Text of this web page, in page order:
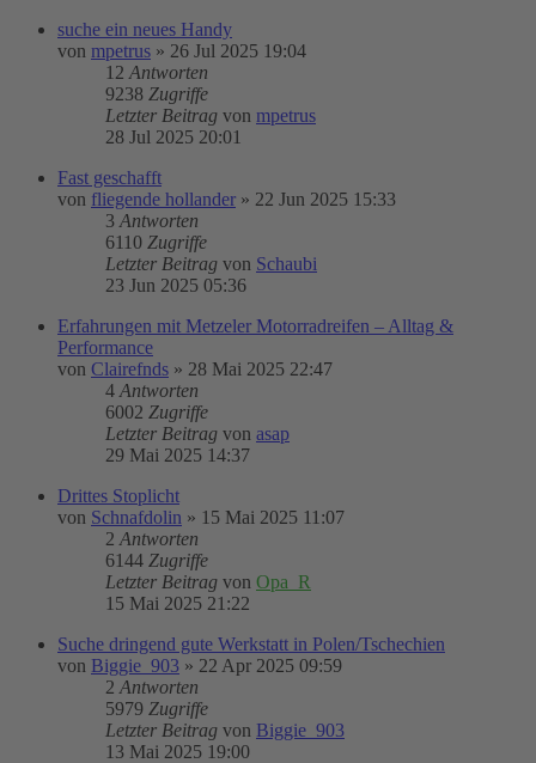
suche ein neues Handy
von mpetrus » 26 Jul 2025 19:04
12 Antworten
9238 Zugriffe
Letzter Beitrag von mpetrus
28 Jul 2025 20:01
Fast geschafft
von fliegende hollander » 22 Jun 2025 15:33
3 Antworten
6110 Zugriffe
Letzter Beitrag von Schaubi
23 Jun 2025 05:36
Erfahrungen mit Metzeler Motorradreifen – Alltag &
Performance
von Clairefnds » 28 Mai 2025 22:47
4 Antworten
6002 Zugriffe
Letzter Beitrag von asap
29 Mai 2025 14:37
Drittes Stoplicht
von Schnafdolin » 15 Mai 2025 11:07
2 Antworten
6144 Zugriffe
Letzter Beitrag von Opa_R
15 Mai 2025 21:22
Suche dringend gute Werkstatt in Polen/Tschechien
von Biggie_903 » 22 Apr 2025 09:59
2 Antworten
5979 Zugriffe
Letzter Beitrag von Biggie_903
13 Mai 2025 19:00